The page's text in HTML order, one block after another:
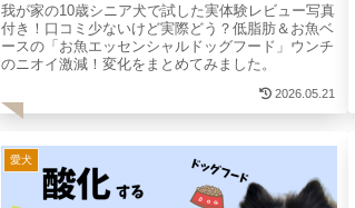
我が家の10歳シニア犬で試した実体験レビュー写真
付き！口コミ少ないけど実際どう？低脂肪＆お魚ベ
ースの「お魚エッセンシャルドッグフード」ウンチ
のニオイ激減！変化をまとめてみました。
2026.05.21
愛犬